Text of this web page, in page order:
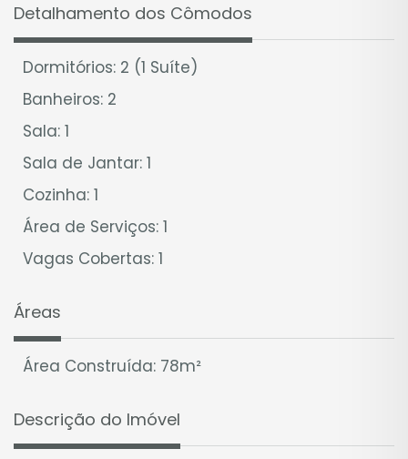
Detalhamento dos Cômodos
Dormitórios: 2 (1 Suíte)
Banheiros: 2
Sala: 1
Sala de Jantar: 1
Cozinha: 1
Área de Serviços: 1
Vagas Cobertas: 1
Áreas
Área Construída: 78m²
Descrição do Imóvel